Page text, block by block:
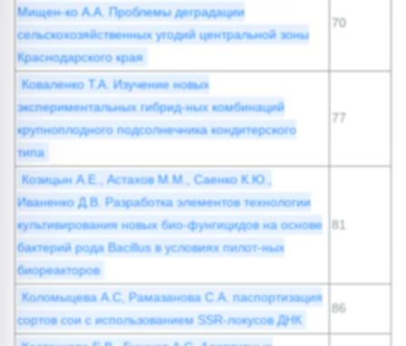
Мищен-ко А.А. Проблемы деградации
сельскохозяйственных угодий центральной зоны
Краснодарского края
70
Коваленко Т.А. Изучение новых
экспериментальных гибрид-ных комбинаций
крупноплодного подсолнечника кондитерского
типа
77
Козицын А.Е., Астахов М.М., Саенко К.Ю.,
Иваненко Д.В. Разработка элементов технологии
культивирования новых био-фунгицидов на основе
бактерий рода Bacillus в условиях пилот-ных
биореакторов
81
Коломыцева А.С, Рамазанова С.А. паспортизация
сортов сои с использованием SSR-локусов ДНК
86